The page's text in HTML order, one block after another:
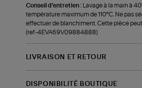
Conseil d'entretien :
Lavage à la main à
température maximum de 110°C. Ne pas
effectuer de blanchiment. Cette pièce
(ref-4EVA69V09884888)
LIVRAISON ET RETOUR
DISPONIBILITÉ BOUTIQUE